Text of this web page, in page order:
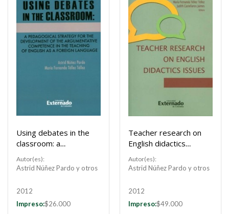
Using debates in the
classroom: a
pedagogical
strategy for the
argumentative
teaching of englis as
Autor(es):
Astrid Núñez Pardo y otros
2012
Impreso:$26.000
Teacher research on
English didactics
issues
Autor(es):
Astrid Núñez Pardo y otros
2012
Impreso:$49.000